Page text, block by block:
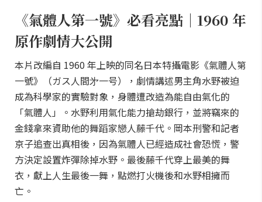
《氣體人第一號》必看亮點｜1960 年
原作劇情大公開
本片改編自 1960 年上映的同名日本特攝電影《氣體人第
一號》（ガス人間㐧一号），劇情講述男主角水野被迫
成為科學家的實驗對象，身體遭改造為能自由氣化的
「氣體人」。水野利用氣化能力搶劫銀行，並將竊來的
金錢拿來資助他的舞蹈家戀人藤千代。岡本刑警和記者
京子追查出真相後，因為氣體人已經造成社會恐慌，警
方決定設置炸彈除掉水野。最後藤千代穿上最美的舞
衣，獻上人生最後一舞，點燃打火機後和水野相擁而
亡。